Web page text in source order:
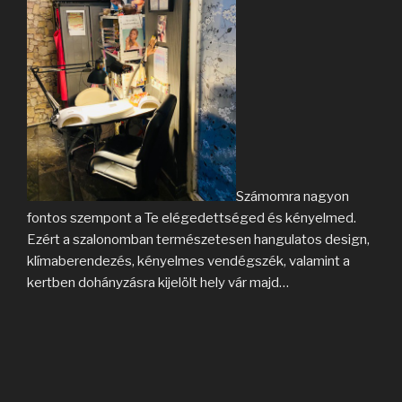
Számomra nagyon
fontos szempont a Te elégedettséged és kényelmed.
Ezért a szalonomban természetesen hangulatos design,
klímaberendezés, kényelmes vendégszék, valamint a
kertben dohányzásra kijelölt hely vár majd…